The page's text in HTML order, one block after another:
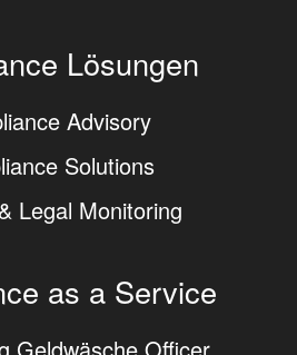
Lösungen
Advisory
Solutions
Legal Monitoring
as a Service